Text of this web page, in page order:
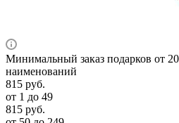
Минимальный заказ подарков от
наименований
815 руб.
от 1 до 49
815 руб.